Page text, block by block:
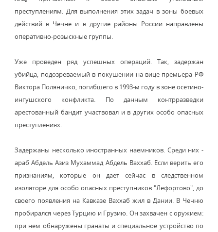
преступлениям. Для выполнения этих задач в зоны боевых
действий в Чечне и в другие районы России направлены
оперативно-розыскные группы.
Уже проведен ряд успешных операций. Так, задержан
убийца, подозреваемый в покушении на вице-премьера РФ
Виктора Поляничко, погибшего в 1993-м году в зоне осетино-
ингушского конфликта. По данным контрразведки
арестованный бандит участвовал и в других особо опасных
преступлениях.
Задержаны несколько иностранных наемников. Среди них -
араб Абдель Азиз Мухаммад Абдель Ваххаб. Если верить его
признаниям, которые он дает сейчас в следственном
изоляторе для особо опасных преступников "Лефортово", до
своего появления на Кавказе Ваххаб жил в Дании. В Чечню
пробирался через Турцию и Грузию. Он захвачен с оружием:
при нем обнаружены гранаты и специальное устройство по